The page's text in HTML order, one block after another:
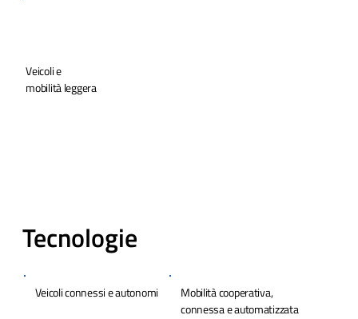
Veicoli e
mobilità leggera
Tecnologie
Veicoli connessi e autonomi
Mobilità cooperativa,
connessa e automatizzata